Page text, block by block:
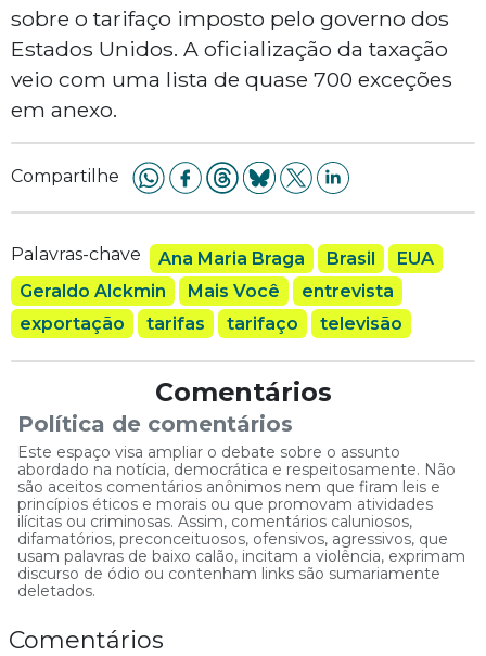
sobre o tarifaço imposto pelo governo dos
Estados Unidos. A oficialização da taxação
veio com uma lista de quase 700 exceções
em anexo.
Compartilhe
Palavras-chave Ana Maria Braga Brasil
EUA
Geraldo Alckmin
Mais Você
entrevista
exportação
tarifas tarifaço televisão
Comentários
Política de comentários
Este espaço visa ampliar o debate sobre o assunto
abordado na notícia, democrática e respeitosamente. Não
são aceitos comentários anônimos nem que firam leis e
princípios éticos e morais ou que promovam atividades
ilícitas ou criminosas. Assim, comentários caluniosos,
difamatórios, preconceituosos, ofensivos, agressivos, que
usam palavras de baixo calão, incitam a violência, exprimam
discurso de ódio ou contenham links são sumariamente
deletados.
Comentários